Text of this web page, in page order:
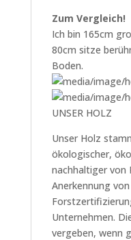
Zum Vergleich!
Ich bin 165cm
80cm sitze
Boden.
UNSER HOLZ
Unser Holz
ökologischer,
nachhaltiger von
Anerkennung von
Unternehmen.
vergeben, wenn